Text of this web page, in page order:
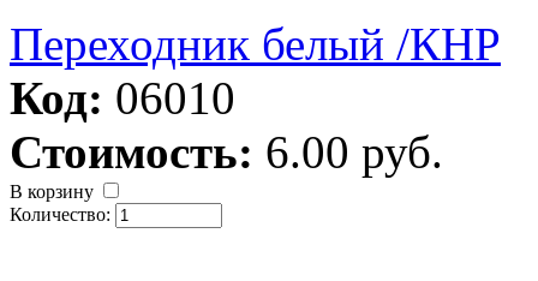
Переходник белый /КНР
Код: 06010
Стоимость: 6.00 руб.
В корзину
Количество: